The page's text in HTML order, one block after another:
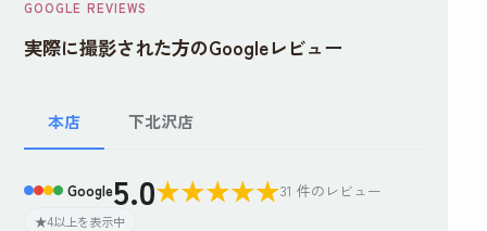
GOOGLE REVIEWS
実際に撮影された方のGoogleレビュー
本店 下北沢店
Google5.0★★★★★31 件のレビュー
★4以上を表示中